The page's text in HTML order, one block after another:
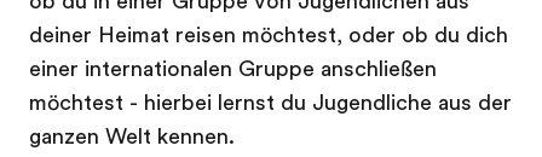
deiner Heimat reisen möchtest, oder ob du dich
einer internationalen Gruppe anschließen
möchtest - hierbei lernst du Jugendliche aus der
ganzen Welt kennen.